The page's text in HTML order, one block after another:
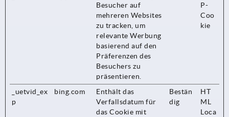
Besucher auf
mehreren Websites
zu tracken, um
relevante Werbung
basierend auf den
Präferenzen des
Besuchers zu
präsentieren.
P-
Coo
kie
_uetvid_ex
p
bing.com
Enthält das
Verfallsdatum für
das Cookie mit
Bestän
dig
HT
ML
Loca